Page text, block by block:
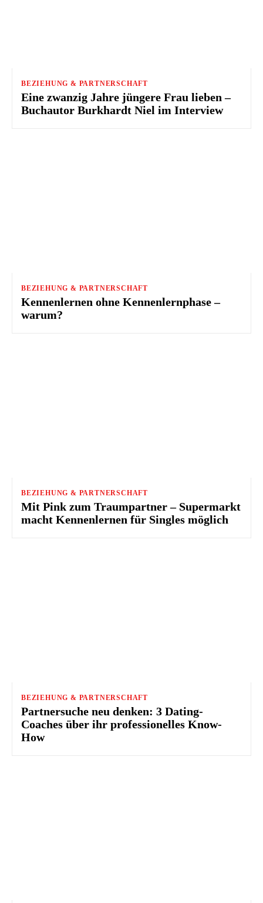
BEZIEHUNG & PARTNERSCHAFT
Eine zwanzig Jahre jüngere Frau lieben –
Buchautor Burkhardt Niel im Interview
BEZIEHUNG & PARTNERSCHAFT
Kennenlernen ohne Kennenlernphase –
warum?
BEZIEHUNG & PARTNERSCHAFT
Mit Pink zum Traumpartner – Supermarkt
macht Kennenlernen für Singles möglich
BEZIEHUNG & PARTNERSCHAFT
Partnersuche neu denken: 3 Dating-
Coaches über ihr professionelles Know-
How